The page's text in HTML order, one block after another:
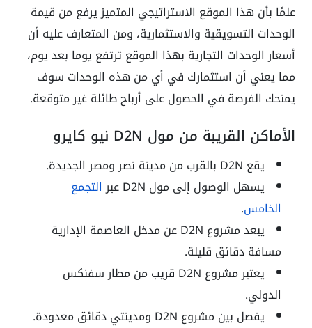
علمًا بأن هذا الموقع الاستراتيجي المتميز يرفع من قيمة
الوحدات التسويقية والاستثمارية، ومن المتعارف عليه أن
أسعار الوحدات التجارية بهذا الموقع ترتفع يوما بعد يوم،
مما يعني أن استثمارك في أي من هذه الوحدات سوف
يمنحك الفرصة في الحصول على أرباح طائلة غير متوقعة.
الأماكن القريبة من مول D2N نيو كايرو
يقع D2N بالقرب من مدينة نصر ومصر الجديدة.
يسهل الوصول إلى مول D2N عبر
التجمع
الخامس.
يبعد مشروع D2N عن مدخل العاصمة الإدارية
مسافة دقائق قليلة.
يعتبر مشروع D2N قريب من مطار سفنكس
الدولي.
يفصل بين مشروع D2N ومدينتي دقائق معدودة.